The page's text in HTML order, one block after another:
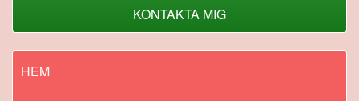
KONTAKTA MIG
HEM